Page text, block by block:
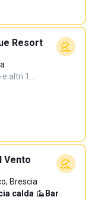
Resort
·e altri 1…
Vento
Brescia
calda· Bar·